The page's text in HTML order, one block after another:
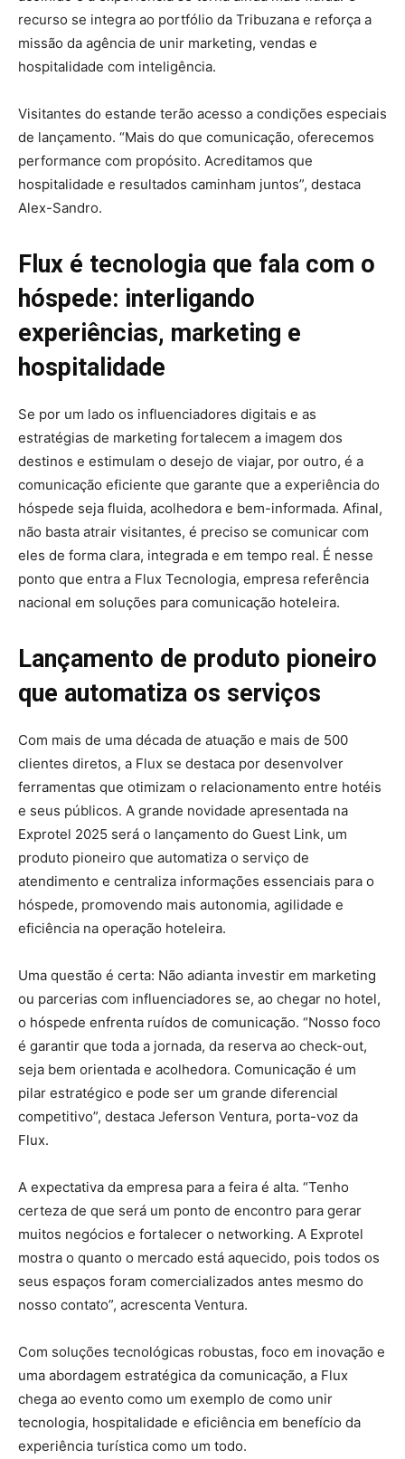
recurso se integra ao portfólio da Tribuzana e reforça a
missão da agência de unir marketing, vendas e
hospitalidade com inteligência.
Visitantes do estande terão acesso a condições especiais
de lançamento. “Mais do que comunicação, oferecemos
performance com propósito. Acreditamos que
hospitalidade e resultados caminham juntos”, destaca
Alex-Sandro.
Flux é tecnologia que fala com o
hóspede: interligando
experiências, marketing e
hospitalidade
Se por um lado os influenciadores digitais e as
estratégias de marketing fortalecem a imagem dos
destinos e estimulam o desejo de viajar, por outro, é a
comunicação eficiente que garante que a experiência do
hóspede seja fluida, acolhedora e bem-informada. Afinal,
não basta atrair visitantes, é preciso se comunicar com
eles de forma clara, integrada e em tempo real. É nesse
ponto que entra a Flux Tecnologia, empresa referência
nacional em soluções para comunicação hoteleira.
Lançamento de produto pioneiro
que automatiza os serviços
Com mais de uma década de atuação e mais de 500
clientes diretos, a Flux se destaca por desenvolver
ferramentas que otimizam o relacionamento entre hotéis
e seus públicos. A grande novidade apresentada na
Exprotel 2025 será o lançamento do Guest Link, um
produto pioneiro que automatiza o serviço de
atendimento e centraliza informações essenciais para o
hóspede, promovendo mais autonomia, agilidade e
eficiência na operação hoteleira.
Uma questão é certa: Não adianta investir em marketing
ou parcerias com influenciadores se, ao chegar no hotel,
o hóspede enfrenta ruídos de comunicação. “Nosso foco
é garantir que toda a jornada, da reserva ao check-out,
seja bem orientada e acolhedora. Comunicação é um
pilar estratégico e pode ser um grande diferencial
competitivo”, destaca Jeferson Ventura, porta-voz da
Flux.
A expectativa da empresa para a feira é alta. “Tenho
certeza de que será um ponto de encontro para gerar
muitos negócios e fortalecer o networking. A Exprotel
mostra o quanto o mercado está aquecido, pois todos os
seus espaços foram comercializados antes mesmo do
nosso contato”, acrescenta Ventura.
Com soluções tecnológicas robustas, foco em inovação e
uma abordagem estratégica da comunicação, a Flux
chega ao evento como um exemplo de como unir
tecnologia, hospitalidade e eficiência em benefício da
experiência turística como um todo.